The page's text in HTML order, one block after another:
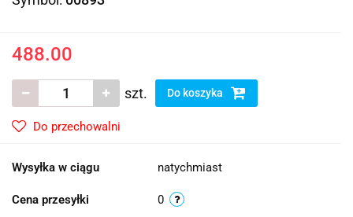
488.00
szt. Do koszyka
Do przechowalni
Wysyłka w ciągu natychmiast
Cena przesyłki 0